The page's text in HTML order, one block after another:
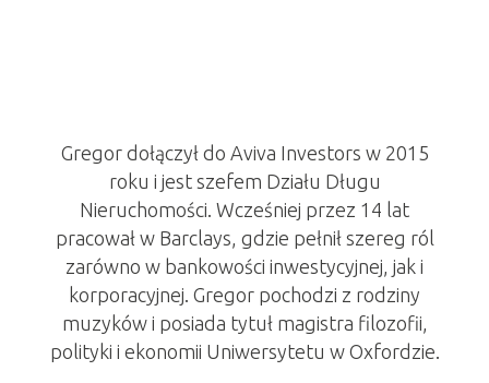
Gregor dołączył do Aviva Investors w 2015
roku i jest szefem Działu Długu
Nieruchomości. Wcześniej przez 14 lat
pracował w Barclays, gdzie pełnił szereg ról
zarówno w bankowości inwestycyjnej, jak i
korporacyjnej. Gregor pochodzi z rodziny
muzyków i posiada tytuł magistra filozofii,
polityki i ekonomii Uniwersytetu w Oxfordzie.